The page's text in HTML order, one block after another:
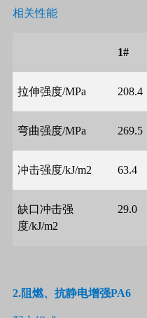
相关性能
1#
拉伸强度/MPa 208.4
弯曲强度/MPa 269.5
冲击强度/kJ/m2 63.4
缺口冲击强
度/kJ/m2
29.0
2.阻燃、抗静电增强PA6